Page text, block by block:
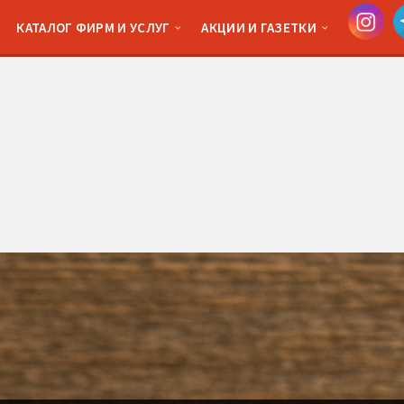
КАТАЛОГ ФИРМ И УСЛУГ АКЦИИ И ГАЗЕТКИ